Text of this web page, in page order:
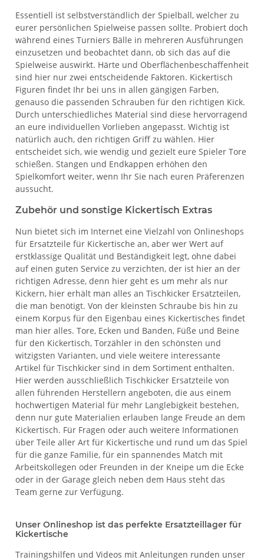
Essentiell ist selbstverständlich der Spielball, welcher zu
eurer persönlichen Spielweise passen sollte. Probiert doch
während eines Turniers Bälle in mehreren Ausführungen
einzusetzen und beobachtet dann, ob sich das auf die
Spielweise auswirkt. Härte und Oberflächenbeschaffenheit
sind hier nur zwei entscheidende Faktoren. Kickertisch
Figuren findet Ihr bei uns in allen gängigen Farben,
genauso die passenden Schrauben für den richtigen Kick.
Durch unterschiedliches Material sind diese hervorragend
an eure individuellen Vorlieben angepasst. Wichtig ist
natürlich auch, den richtigen Griff zu wählen. Hier
entscheidet sich, wie wendig und gezielt eure Spieler Tore
schießen. Stangen und Endkappen erhöhen den
Spielkomfort weiter, wenn Ihr Sie nach euren Präferenzen
aussucht.
Zubehör und sonstige Kickertisch Extras
Nun bietet sich im Internet eine Vielzahl von Onlineshops
für Ersatzteile für Kickertische an, aber wer Wert auf
erstklassige Qualität und Beständigkeit legt, ohne dabei
auf einen guten Service zu verzichten, der ist hier an der
richtigen Adresse, denn hier geht es um mehr als nur
Kickern, hier erhält man alles an Tischkicker Ersatzteilen,
die man benötigt. Von der kleinsten Schraube bis hin zu
einem Korpus für den Eigenbau eines Kickertisches findet
man hier alles. Tore, Ecken und Banden, Füße und Beine
für den Kickertisch, Torzähler in den schönsten und
witzigsten Varianten, und viele weitere interessante
Artikel für Tischkicker sind in dem Sortiment enthalten.
Hier werden ausschließlich Tischkicker Ersatzteile von
allen führenden Herstellern angeboten, die aus einem
hochwertigen Material für mehr Langlebigkeit bestehen,
denn nur gute Materialien erlauben lange Freude an dem
Kickertisch. Für Fragen oder auch weitere Informationen
über Teile aller Art für Kickertische und rund um das Spiel
für die ganze Familie, für ein spannendes Match mit
Arbeitskollegen oder Freunden in der Kneipe um die Ecke
oder in der Garage gleich neben dem Haus steht das
Team gerne zur Verfügung.
Unser Onlineshop ist das perfekte Ersatzteillager für
Kickertische
Trainingshilfen und Videos mit Anleitungen runden unser